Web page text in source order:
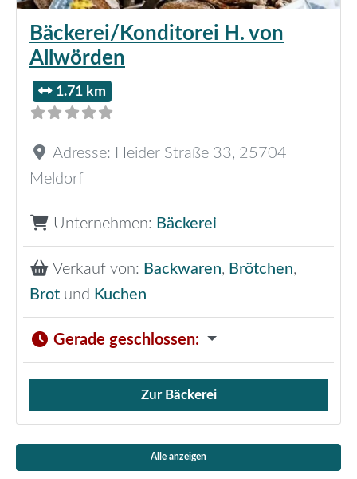
Bäckerei/Konditorei H. von
Allwörden
1.71 km
Adresse: Heider Straße 33, 25704
Meldorf
Unternehmen: Bäckerei
Verkauf von: Backwaren, Brötchen,
Brot und Kuchen
Gerade geschlossen:
Verkauf von Brötchen,
Zur Bäckerei
Alle anzeigen